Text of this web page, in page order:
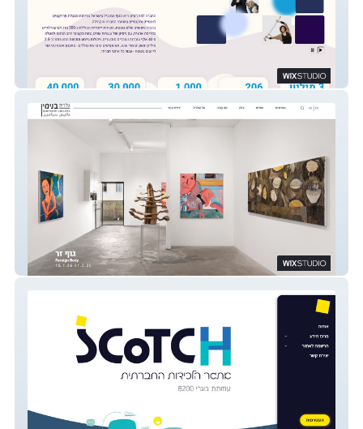
החברה למתנ"סים
גלריה בנימין